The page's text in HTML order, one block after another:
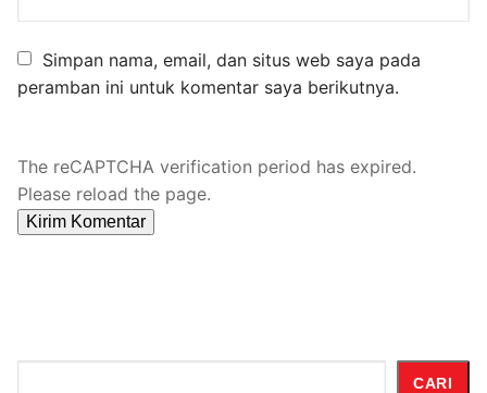
Simpan nama, email, dan situs web saya pada
peramban ini untuk komentar saya berikutnya.
The reCAPTCHA verification period has expired.
Please reload the page.
CARI